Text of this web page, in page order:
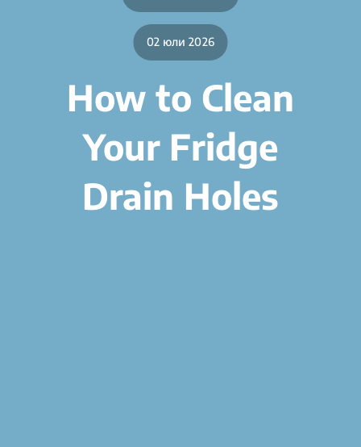
02 юли 2026
How to Clean
Your Fridge
Drain Holes